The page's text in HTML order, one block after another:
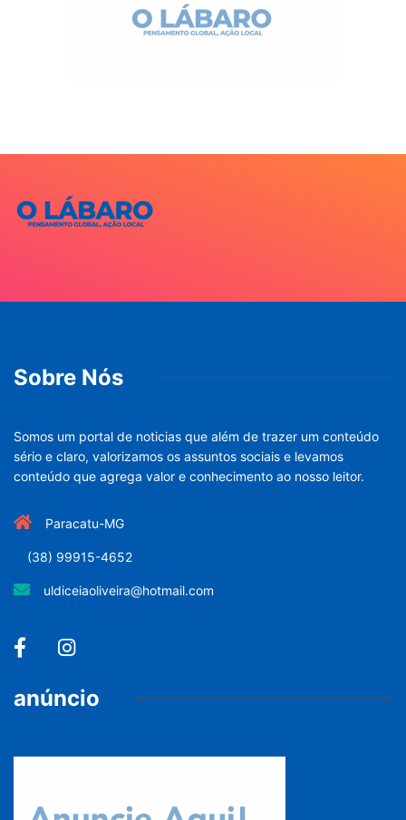
Sobre Nós
Somos um portal de noticias que além de trazer um conteúdo
sério e claro, valorizamos os assuntos sociais e levamos
conteúdo que agrega valor e conhecimento ao nosso leitor.
Paracatu-MG
(38) 99915-4652
uldiceiaoliveira@hotmail.com
anúncio